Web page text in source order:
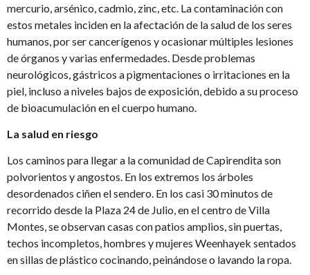
mercurio, arsénico, cadmio, zinc, etc. La contaminación con
estos metales inciden en la afectación de la salud de los seres
humanos, por ser cancerígenos y ocasionar múltiples lesiones
de órganos y varias enfermedades. Desde problemas
neurológicos, gástricos a pigmentaciones o irritaciones en la
piel, incluso a niveles bajos de exposición, debido a su proceso
de bioacumulación en el cuerpo humano.
La salud en riesgo
Los caminos para llegar a la comunidad de Capirendita son
polvorientos y angostos. En los extremos los árboles
desordenados ciñen el sendero. En los casi 30 minutos de
recorrido desde la Plaza 24 de Julio, en el centro de Villa
Montes, se observan casas con patios amplios, sin puertas,
techos incompletos, hombres y mujeres Weenhayek sentados
en sillas de plástico cocinando, peinándose o lavando la ropa.